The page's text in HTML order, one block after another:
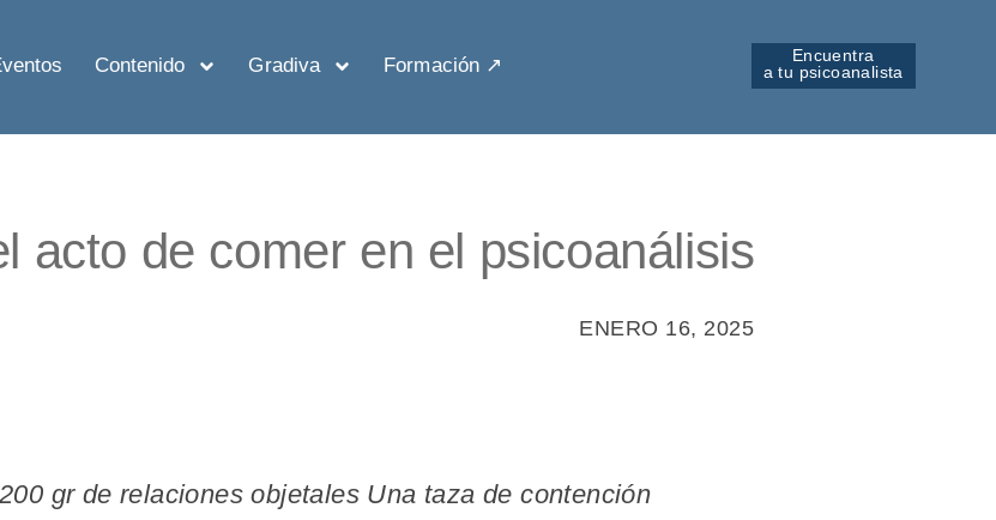
Contenido Gradiva Formación ↗︎
Encuentra
a tu psicoanalista
acto de comer en el psicoanálisis
ENERO 16, 2025
gr de relaciones objetales Una taza de contención